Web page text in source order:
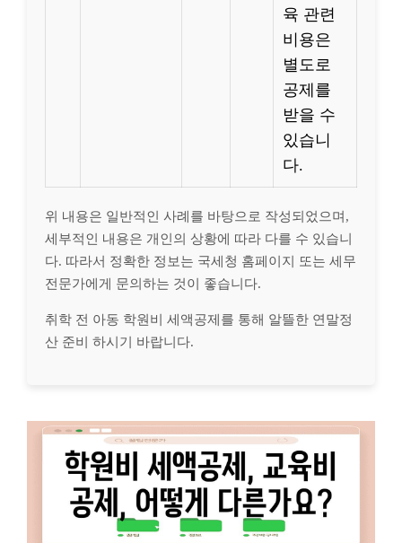
육 관련
비용은
별도로
공제를
받을 수
있습니
다.
위 내용은 일반적인 사례를 바탕으로 작성되었으며,
세부적인 내용은 개인의 상황에 따라 다를 수 있습니
다. 따라서 정확한 정보는 국세청 홈페이지 또는 세무
전문가에게 문의하는 것이 좋습니다.
취학 전 아동 학원비 세액공제를 통해 알뜰한 연말정
산 준비 하시기 바랍니다.